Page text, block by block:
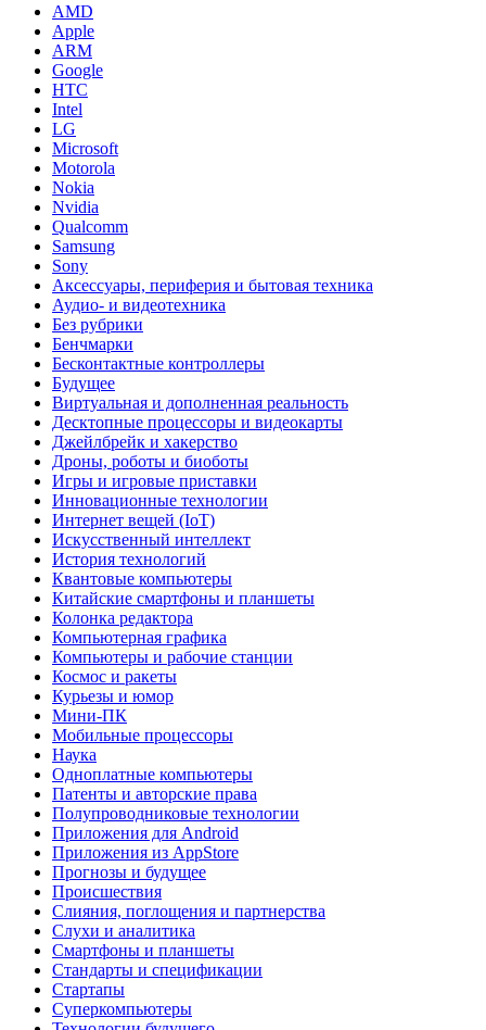
AMD
Apple
ARM
Google
HTC
Intel
LG
Microsoft
Motorola
Nokia
Nvidia
Qualcomm
Samsung
Sony
Аксессуары, периферия и бытовая техника
Аудио- и видеотехника
Без рубрики
Бенчмарки
Бесконтактные контроллеры
Будущее
Виртуальная и дополненная реальность
Десктопные процессоры и видеокарты
Джейлбрейк и хакерство
Дроны, роботы и биоботы
Игры и игровые приставки
Инновационные технологии
Интернет вещей (IoT)
Искусственный интеллект
История технологий
Квантовые компьютеры
Китайские смартфоны и планшеты
Колонка редактора
Компьютерная графика
Компьютеры и рабочие станции
Космос и ракеты
Курьезы и юмор
Мини-ПК
Мобильные процессоры
Наука
Одноплатные компьютеры
Патенты и авторские права
Полупроводниковые технологии
Приложения для Android
Приложения из AppStore
Прогнозы и будущее
Происшествия
Слияния, поглощения и партнерства
Слухи и аналитика
Смартфоны и планшеты
Стандарты и спецификации
Стартапы
Суперкомпьютеры